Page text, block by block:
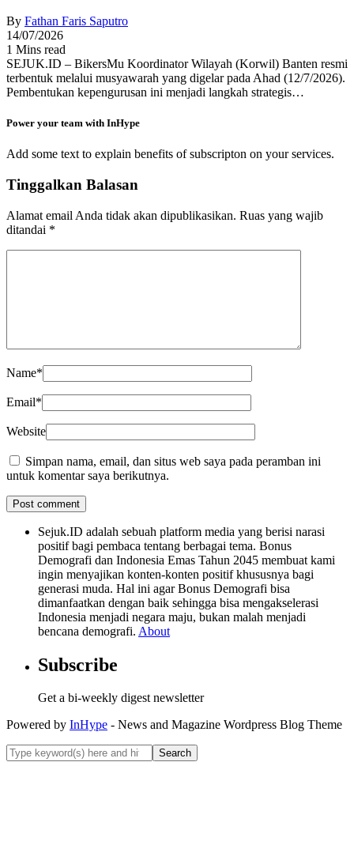
By Fathan Faris Saputro
14/07/2026
1 Mins read
SEJUK.ID – BikersMu Koordinator Wilayah (Korwil) Banten resmi
terbentuk melalui musyawarah yang digelar pada Ahad (12/7/2026).
Pembentukan kepengurusan ini menjadi langkah strategis…
Power your team with InHype
Add some text to explain benefits of subscripton on your services.
Tinggalkan Balasan
Alamat email Anda tidak akan dipublikasikan. Ruas yang wajib
ditandai *
Name*
Email*
Website
Simpan nama, email, dan situs web saya pada peramban ini
untuk komentar saya berikutnya.
Sejuk.ID adalah sebuah platform media yang berisi narasi
positif bagi pembaca tentang berbagai tema. Bonus
Demografi dan Indonesia Emas Tahun 2045 membuat kami
ingin menyajikan konten-konten positif khususnya bagi
generasi muda. Hal ini agar Bonus Demografi bisa
dimanfaatkan dengan baik sehingga bisa mengakselerasi
Indonesia menjadi negara maju, bukan malah menjadi
bencana demografi. About
Subscribe
Get a bi-weekly digest newsletter
Powered by InHype - News and Magazine Wordpress Blog Theme